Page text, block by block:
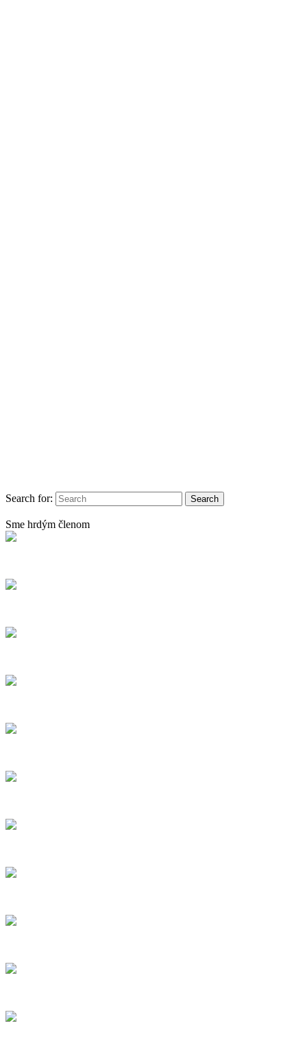
Search for:
Sme hrdým členom